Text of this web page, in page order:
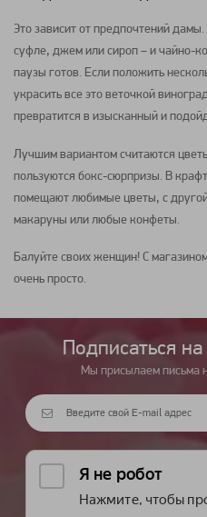
Это зависит от предпочтений
суфле, джем или сироп – и чайно-
паузы готов. Если положить
украсить все это веточкой
превратится в изысканный и
Лучшим вариантом считаются
пользуются бокс-сюрпризы. В
помещают любимые цветы, с
макаруны или любые конфеты.
Балуйте своих женщин! С
очень просто.
Подписаться
Мы присылаем письма